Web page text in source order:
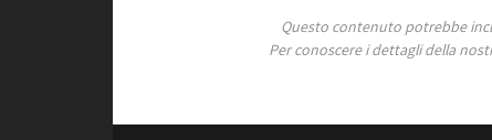
Questo contenuto potrebbe
Per conoscere i dettagli della